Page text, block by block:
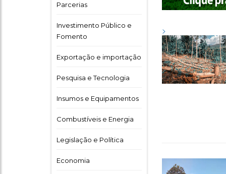
Parcerias
Investimento Público e
Fomento
Exportação e importação
Pesquisa e Tecnologia
Insumos e Equipamentos
Combustíveis e Energia
Legislação e Política
Economia
>